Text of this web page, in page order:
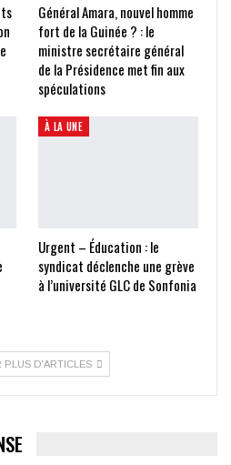
Général Amara, nouvel homme
fort de la Guinée ? : le
ministre secrétaire général
de la Présidence met fin aux
spéculations
À LA UNE
Urgent – Éducation : le
syndicat déclenche une grève
à l’université GLC de Sonfonia
PLUS D'ARTICLES